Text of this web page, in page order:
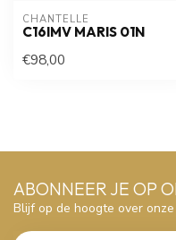
CHANTELLE
C16IMV MARIS 01N
€98,00
ABONNEER JE OP
Blijf op de hoogte over